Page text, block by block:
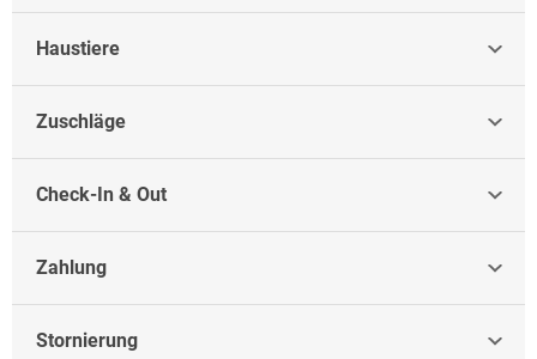
Walking-Stöcke mieten, um Franzensbad aktiv zu erkunden.
Haustiere
Zuschläge
Check-In & Out
Zahlung
Stornierung